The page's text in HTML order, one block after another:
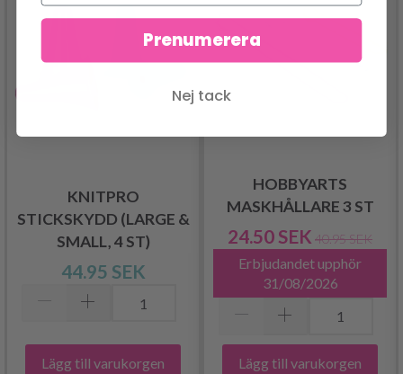
KNITPRO
STICKSKYDD (LARGE &
SMALL, 4 ST)
44.95 SEK
Lägg till varukorgen
HOBBYARTS
MASKHÅLLARE 3 ST
24.50 SEK 40.95 SEK
Erbjudandet upphör
31/08/2026
Lägg till varukorgen
Prenumerera
Nej tack